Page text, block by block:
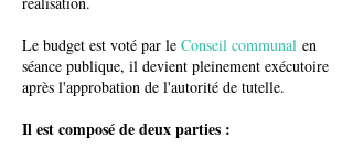
Le budget est voté par le Conseil communal en
séance publique, il devient pleinement exécutoire
après l'approbation de l'autorité de tutelle.
Il est composé de deux parties :